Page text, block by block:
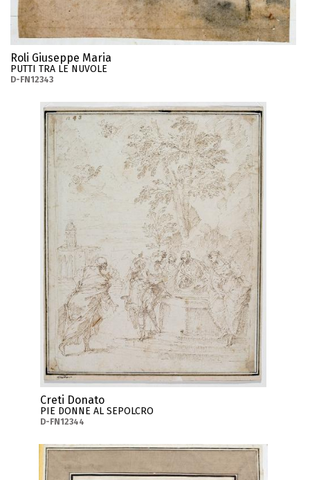
Roli Giuseppe Maria
PUTTI TRA LE NUVOLE
D-FN12343
Creti Donato
PIE DONNE AL SEPOLCRO
D-FN12344